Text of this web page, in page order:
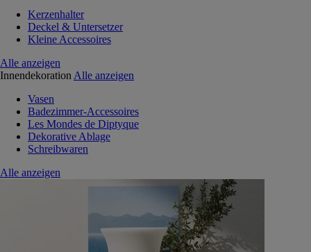
Kerzenhalter
Deckel & Untersetzer
Kleine Accessoires
Alle anzeigen
Innendekoration Alle anzeigen
Vasen
Badezimmer-Accessoires
Les Mondes de Diptyque
Dekorative Ablage
Schreibwaren
Alle anzeigen